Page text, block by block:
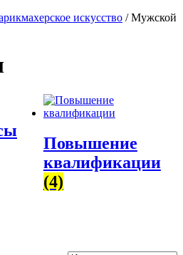
искусство /Мужской
Повышение
квалификации
(4)